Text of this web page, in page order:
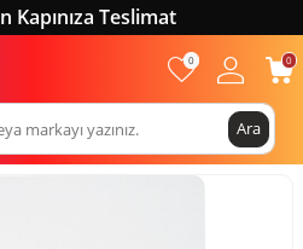
Kapınıza Teslimat
Ara
0 0